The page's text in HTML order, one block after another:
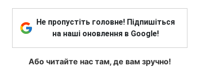
Не пропустіть головне! Підпишіться
на наші оновлення в Google!
Або читайте нас там, де вам зручно!